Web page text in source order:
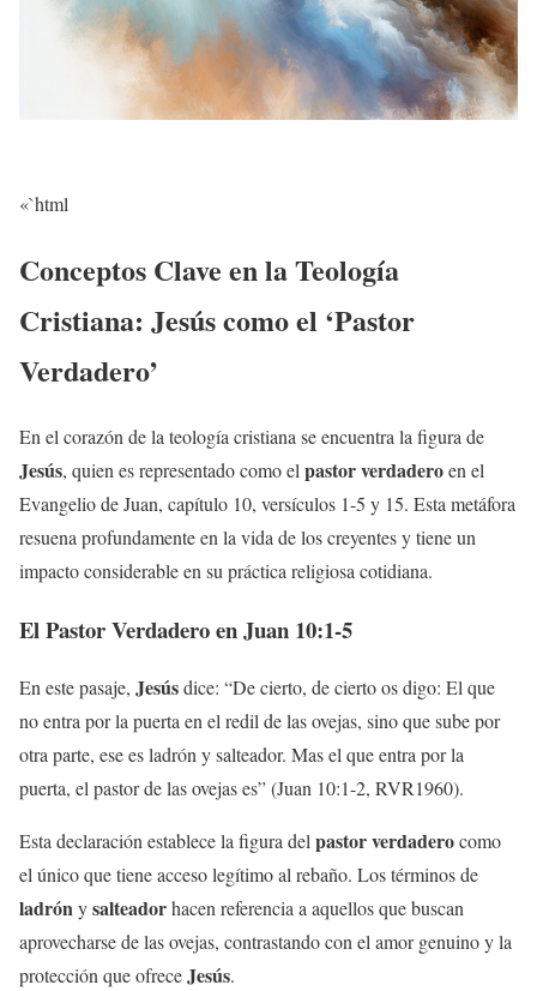
«`html
Conceptos Clave en la Teología
Cristiana: Jesús como el ‘Pastor
Verdadero’
En el corazón de la teología cristiana se encuentra la figura de
Jesús, quien es representado como el pastor verdaderoen el
Evangelio de Juan, capítulo 10, versículos 1-5 y 15. Esta metáfora
resuena profundamente en la vida de los creyentes y tiene un
impacto considerable en su práctica religiosa cotidiana.
El Pastor Verdadero en Juan 10:1-5
En este pasaje, Jesúsdice: “De cierto, de cierto os digo: El que
no entra por la puerta en el redil de las ovejas, sino que sube por
otra parte, ese es ladrón y salteador. Mas el que entra por la
puerta, el pastor de las ovejas es” (Juan 10:1-2, RVR1960).
Esta declaración establece la figura delpastor verdaderocomo
el único que tiene acceso legítimo al rebaño. Los términos de
ladrónysalteadorhacen referencia a aquellos que buscan
aprovecharse de las ovejas, contrastando con el amor genuino y la
protección que ofreceJesús.